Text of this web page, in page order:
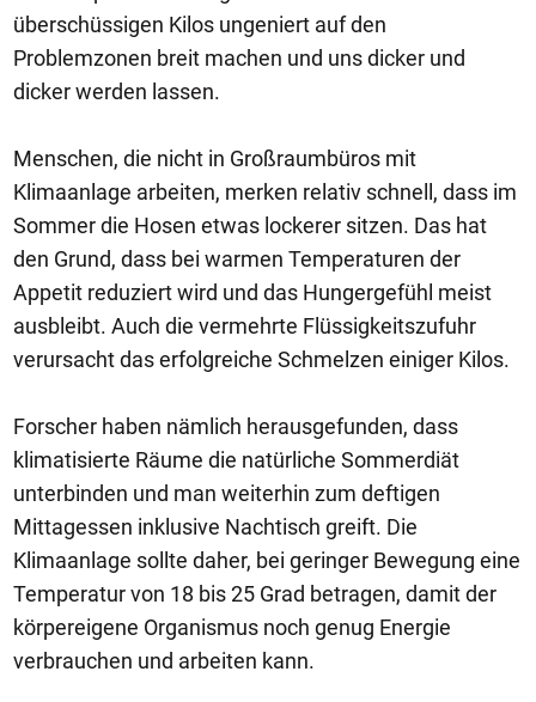
überschüssigen Kilos ungeniert auf den
Problemzonen breit machen und uns dicker und
dicker werden lassen.
Menschen, die nicht in Großraumbüros mit
Klimaanlage arbeiten, merken relativ schnell, dass im
Sommer die Hosen etwas lockerer sitzen. Das hat
den Grund, dass bei warmen Temperaturen der
Appetit reduziert wird und das Hungergefühl meist
ausbleibt. Auch die vermehrte Flüssigkeitszufuhr
verursacht das erfolgreiche Schmelzen einiger Kilos.
Forscher haben nämlich herausgefunden, dass
klimatisierte Räume die natürliche Sommerdiät
unterbinden und man weiterhin zum deftigen
Mittagessen inklusive Nachtisch greift. Die
Klimaanlage sollte daher, bei geringer Bewegung eine
Temperatur von 18 bis 25 Grad betragen, damit der
körpereigene Organismus noch genug Energie
verbrauchen und arbeiten kann.